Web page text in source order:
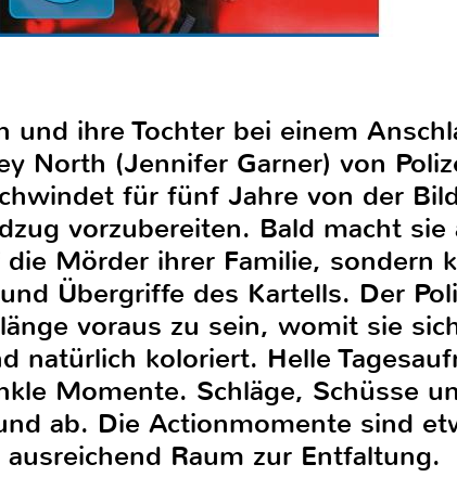
und ihre Tochter bei einem
North (Jennifer Garner) von
für fünf Jahre von der
vorzubereiten. Bald macht
Mörder ihrer Familie, sondern
Übergriffe des Kartells. Der
voraus zu sein, womit sie
natürlich koloriert. Helle
Momente. Schläge, Schüsse
ab. Die Actionmomente sind
Raum zur Entfaltung.